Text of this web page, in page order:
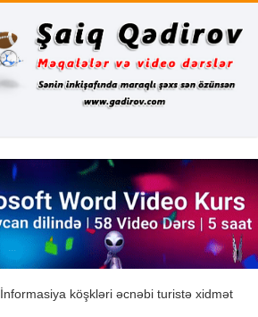
İnformasiya köşkləri əcnəbi turistə xidmət